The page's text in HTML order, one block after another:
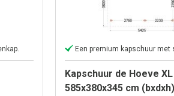
Een premium kapschuur met
Kapschuur de Hoeve XL
585x380x345 cm